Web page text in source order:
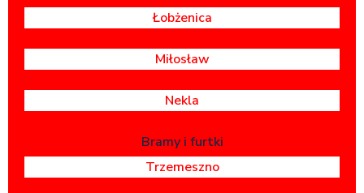
Łobżenica
Miłosław
Nekla
Bramy i furtki
Trzemeszno